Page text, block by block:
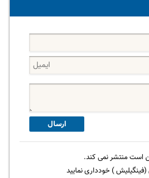
ارسال
است منتشر نمی کند.
) خودداری نمایید